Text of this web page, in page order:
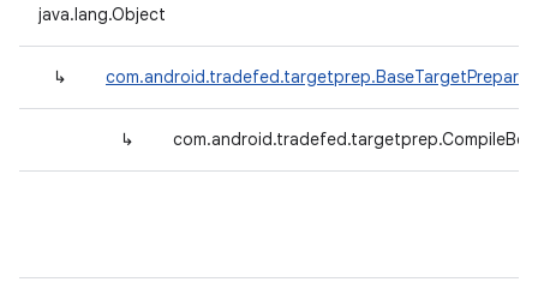
java.lang.Object
↳ com.android.tradefed.targetprep.BaseTargetPreparer
↳